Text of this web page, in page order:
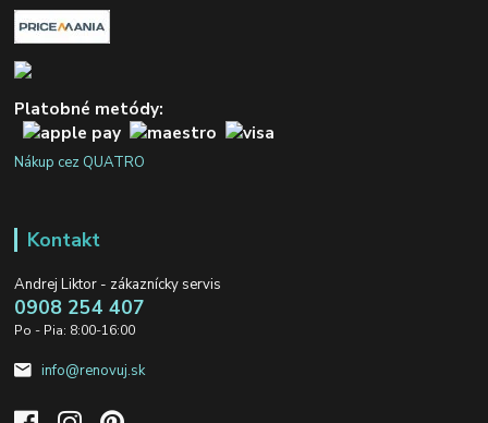
Platobné metódy:
Nákup cez QUATRO
Kontakt
Andrej Liktor - zákaznícky servis
0908 254 407
Po - Pia: 8:00-16:00
info@renovuj.sk